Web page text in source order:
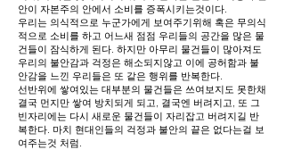
안이 자본주의 안에서 소비를 증폭시키는것이다.
우리는 의식적으로 누군가에게 보여주기위해 혹은 무의식
적으로 소비를 하고 어느새 점점 우리들의 공간을 많은 물
건들이 잠식하게 된다. 하지만 아무리 물건들이 많아져도
우리의 불안감과 걱정은 해소되지않고 이에 공허함과 불
안감을 느낀 우리들은 또 같은 행위를 반복한다.
선반위에 쌓여있는 대부분의 물건들은 쓰여보지도 못한채
결국 먼지만 쌓여 방치되게 되고, 결국엔 버려지고, 또 그
빈자리에는 다시 새로운 물건들이 자리잡고 버려지길 반
복한다. 마치 현대인들의 걱정과 불안의 끝은 없다는걸 보
여주는것 처럼.